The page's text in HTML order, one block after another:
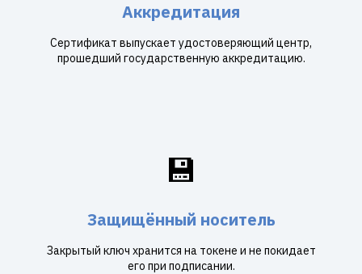
Аккредитация
Сертификат выпускает удостоверяющий центр,
прошедший государственную аккредитацию.
💾
Защищённый носитель
Закрытый ключ хранится на токене и не покидает
его при подписании.